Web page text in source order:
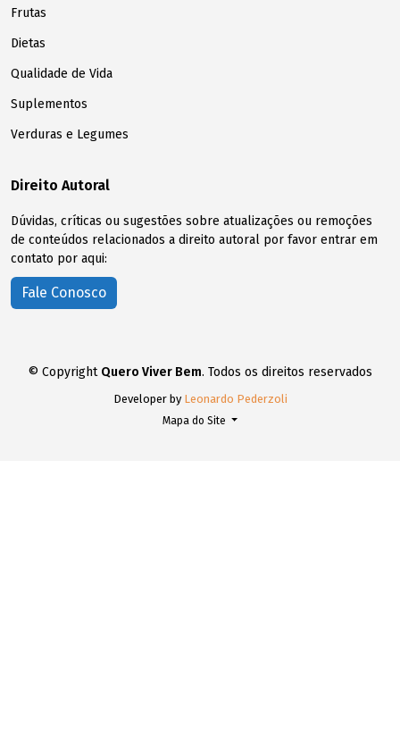
Frutas
Dietas
Qualidade de Vida
Suplementos
Verduras e Legumes
Direito Autoral
Dúvidas, críticas ou sugestões sobre atualizações ou remoções
de conteúdos relacionados a direito autoral por favor entrar em
contato por aqui:
Fale Conosco
© Copyright Quero Viver Bem. Todos os direitos reservados
Developer by Leonardo Pederzoli
Mapa do Site